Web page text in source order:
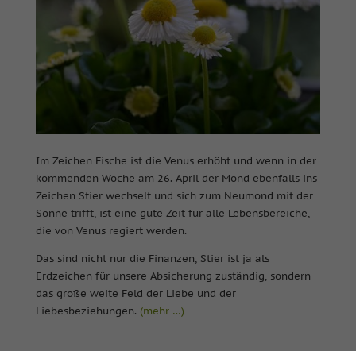
Im Zeichen Fische ist die Venus erhöht und wenn in der
kommenden Woche am 26. April der Mond ebenfalls ins
Zeichen Stier wechselt und sich zum Neumond mit der
Sonne trifft, ist eine gute Zeit für alle Lebensbereiche,
die von Venus regiert werden.
Das sind nicht nur die Finanzen, Stier ist ja als
Erdzeichen für unsere Absicherung zuständig, sondern
das große weite Feld der Liebe und der
Liebesbeziehungen. (mehr …)